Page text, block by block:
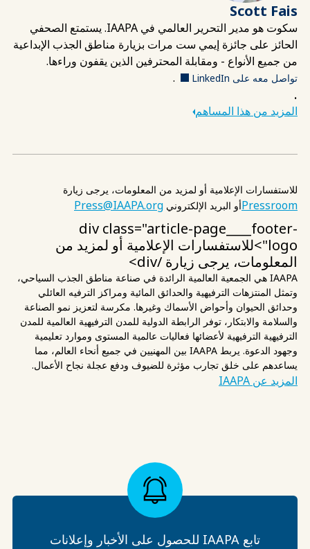
Scott Fais
سكوت هو مدير التحرير العالمي في IAAPA. يستمتع الصحفي
الحائز على جائزة إيمي ست مرات بزيارة مناطق الجذب الإبداعية
من جميع الأنواع - ومقابلة المحترفين الذين يقفون وراءها.
تواصل معه على LinkedIn .
.
المزيد من هذا المساهم
للاستفسارات الإعلامية أو لمزيد من المعلومات، يرجى زيارة
Pressroomأو البريد الإلكتروني Press@IAAPA.org
div class="article-page____footer-
logo">للاستفسارات الإعلامية أو لمزيد من
المعلومات، يرجى زيارة /div>
IAAPA هي الجمعية العالمية الرائدة في صناعة مناطق الجذب السياحي،
وتمثل المنتزهات الترفيهية والحدائق المائية ومراكز الترفيه العائلي
وحدائق الحيوان وأحواض الأسماك وغيرها. مكرسة لتعزيز نمو الصناعة
والسلامة والابتكار، توفر الرابطة الدولية للمدن الترفيهية العالمية للمدن
الترفيهية الترفيهية لأعضائها فعاليات عالمية المستوى وموارد تعليمية
وجهود الدعوة. يربط IAAPA بين المهنيين في جميع أنحاء العالم، مما
يساعدهم على خلق تجارب مؤثرة للضيوف ودفع عجلة نجاح الأعمال.
المزيد عن IAAPA
تابع IAAPA للحصول على الأخبار وإعلانات